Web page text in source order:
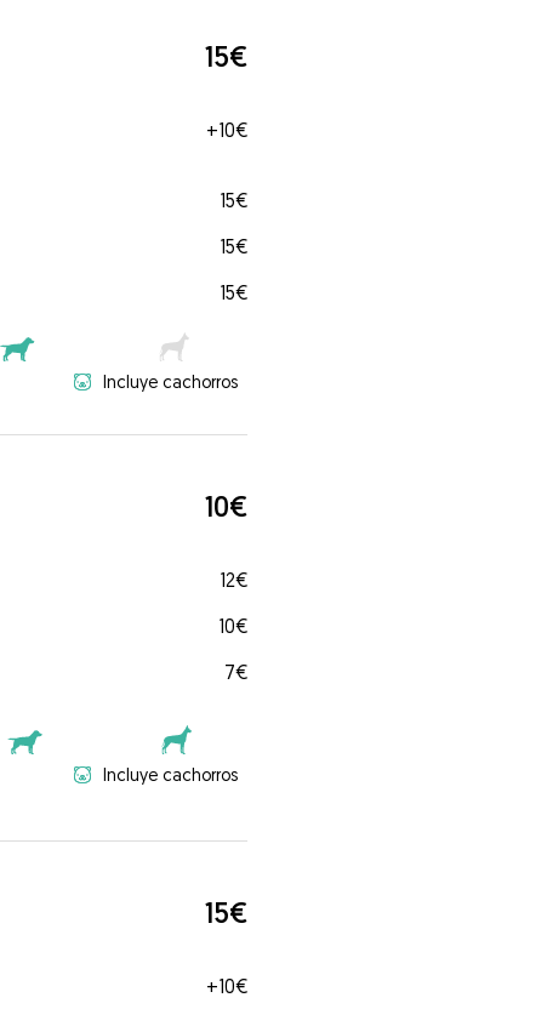
15€
+10€
15€
15€
15€
Incluye cachorros
10€
12€
10€
7€
Incluye cachorros
15€
+10€